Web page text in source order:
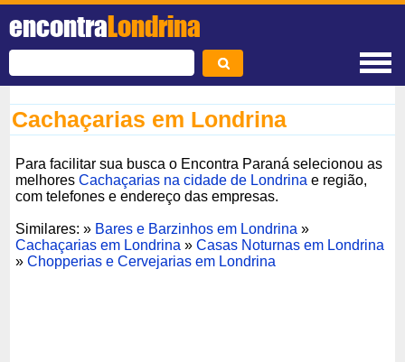
encontraLondrina
Cachaçarias em Londrina
Para facilitar sua busca o Encontra Paraná selecionou as
melhoresCachaçarias na cidade de Londrina e região,
com telefones e endereço das empresas.
Similares: » Bares e Barzinhos em Londrina »
Cachaçarias em Londrina »Casas Noturnas em Londrina
»Chopperias e Cervejarias em Londrina